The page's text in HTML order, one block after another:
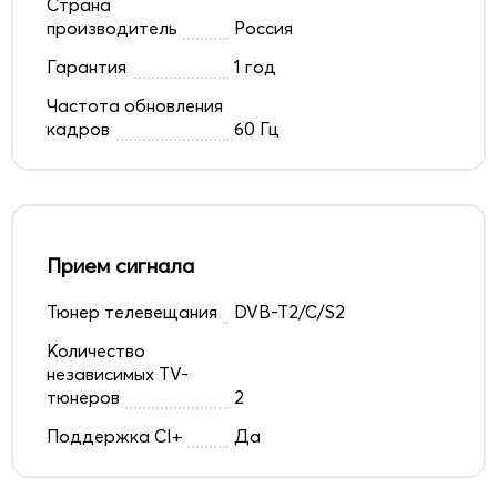
производитель
Россия
Гарантия
1 год
Частота обновления
кадров
60 Гц
Прием сигнала
Тюнер телевещания
DVB-T2/C/S2
Количество
независимых TV-
тюнеров
2
Поддержка CI+
Да